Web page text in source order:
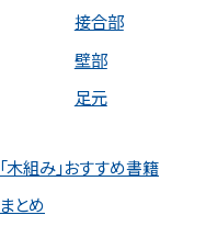
接合部
壁部
足元
「木組み」おすすめ書籍
まとめ